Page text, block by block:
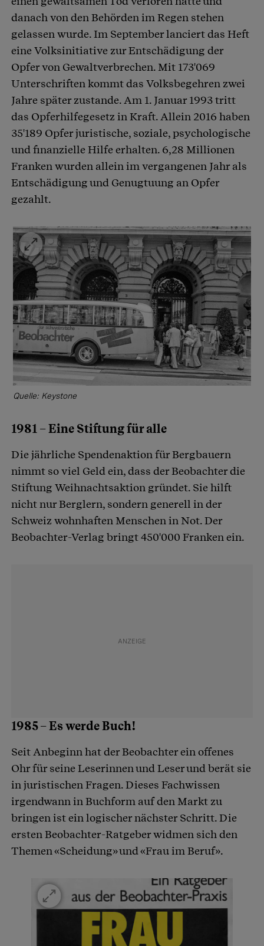
danach von den Behörden im Regen stehen
gelassen wurde. Im September lanciert das Heft
eine Volksinitiative zur Entschädigung der
Opfer von Gewaltverbrechen. Mit 173'069
Unterschriften kommt das Volksbegehren zwei
Jahre später zustande. Am 1. Januar 1993 tritt
das Opferhilfegesetz in Kraft. Allein 2016 haben
35'189 Opfer juristische, soziale, psychologische
und finanzielle Hilfe erhalten. 6,28 Millionen
Franken wurden allein im vergangenen Jahr als
Entschädigung und Genugtuung an Opfer
gezahlt.
Quelle: Keystone
1981 – Eine Stiftung für alle
Die jährliche Spendenaktion für Bergbauern
nimmt so viel Geld ein, dass der Beobachter die
Stiftung Weihnachtsaktion gründet. Sie hilft
nicht nur Berglern, sondern generell in der
Schweiz wohnhaften Menschen in Not. Der
Beobachter-Verlag bringt 450'000 Franken ein.
1985 – Es werde Buch!
Seit Anbeginn hat der Beobachter ein offenes
Ohr für seine Leserinnen und Leser und berät sie
in juristischen Fragen. Dieses Fachwissen
irgendwann in Buchform auf den Markt zu
bringen ist ein logischer nächster Schritt. Die
ersten Beobachter-Ratgeber widmen sich den
Themen «Scheidung» und «Frau im Beruf».